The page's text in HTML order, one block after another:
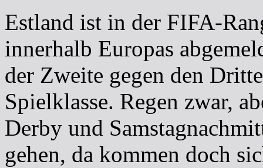
Estland ist in der FIFA-
innerhalb Europas
der Zweite gegen den
Spielklasse. Regen zwar,
Derby und
gehen, da kommen doch